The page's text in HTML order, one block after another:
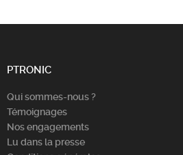
PTRONIC
Qui sommes-nous ?
Témoignages
Nos engagements
Lu dans la presse